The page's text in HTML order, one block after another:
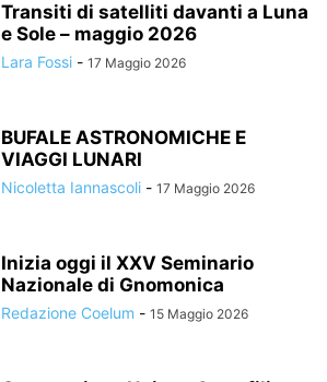
Transiti di satelliti davanti a Luna
e Sole – maggio 2026
Lara Fossi - 17 Maggio 2026
BUFALE ASTRONOMICHE E
VIAGGI LUNARI
Nicoletta Iannascoli - 17 Maggio 2026
Inizia oggi il XXV Seminario
Nazionale di Gnomonica
Redazione Coelum - 15 Maggio 2026